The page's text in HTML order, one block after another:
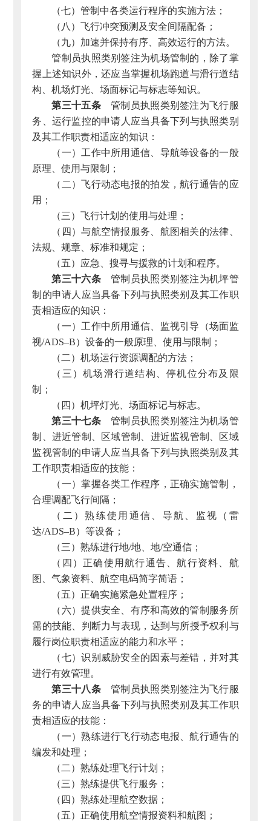
（七）管制中各类运行程序的实施方法；
（八）飞行冲突预测及安全间隔配备；
（九）加速并保持有序、高效运行的方法。
管制员执照类别签注为机场管制的，除了掌
握上述知识外，还应当掌握机场跑道与滑行道结
构、机场灯光、场面标记与标志等知识。
第三十五条管制员执照类别签注为飞行服
务、运行监控的申请人应当具备下列与执照类别
及其工作职责相适应的知识：
（一）工作中所用通信、导航等设备的一般
原理、使用与限制；
（二）飞行动态电报的拍发，航行通告的应
用；
（三）飞行计划的使用与处理；
（四）与航空情报服务、航图相关的法律、
法规、规章、标准和规定；
（五）应急、搜寻与援救的计划和程序。
第三十六条管制员执照类别签注为机坪管
制的申请人应当具备下列与执照类别及其工作职
责相适应的知识：
（一）工作中所用通信、监视引导（场面监
视/ADS–B）设备的一般原理、使用与限制；
（二）机场运行资源调配的方法；
（三）机场滑行道结构、停机位分布及限
制；
（四）机坪灯光、场面标记与标志。
第三十七条管制员执照类别签注为机场管
制、进近管制、区域管制、进近监视管制、区域
监视管制的申请人应当具备下列与执照类别及其
工作职责相适应的技能：
（一）掌握各类工作程序，正确实施管制，
合理调配飞行间隔；
（二）熟练使用通信、导航、监视（雷
达/ADS–B）等设备；
（三）熟练进行地/地、地/空通信；
（四）正确使用航行通告、航行资料、航
图、气象资料、航空电码简字简语；
（五）正确实施紧急处置程序；
（六）提供安全、有序和高效的管制服务所
需的技能、判断力与表现，达到与所授予权利与
履行岗位职责相适应的能力和水平；
（七）识别威胁安全的因素与差错，并对其
进行有效管理。
第三十八条管制员执照类别签注为飞行服
务的申请人应当具备下列与执照类别及其工作职
责相适应的技能：
（一）熟练进行飞行动态电报、航行通告的
编发和处理；
（二）熟练处理飞行计划；
（三）熟练提供飞行服务；
（四）熟练处理航空数据；
（五）正确使用航空情报资料和航图；